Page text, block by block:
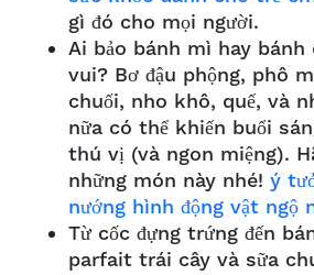
gì đó cho mọi người.
Ai bảo bánh mì hay
vui? Bơ đậu phộng, phô
chuối, nho khô, quế, và
nữa có thể khiến buổi
thú vị (và ngon miệng).
những món này nhé! ý
nướng hình động vật ngộ
Từ cốc đựng trứng đến
parfait trái cây và sữa